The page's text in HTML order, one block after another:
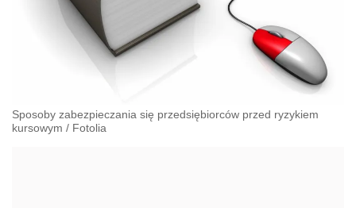
Sposoby zabezpieczania się przedsiębiorców przed ryzykiem
kursowym / Fotolia